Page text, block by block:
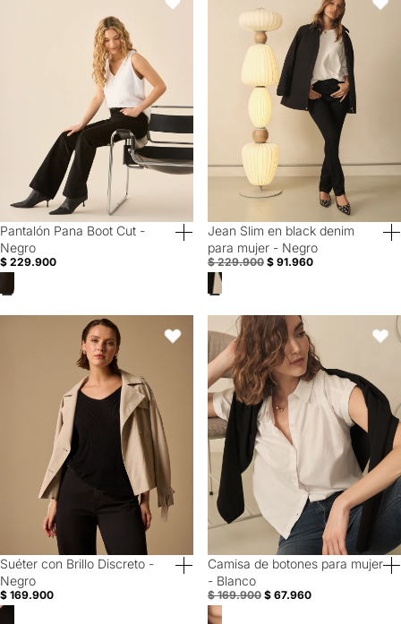
40% Off
Pantalón Pana Boot Cut -
Negro
$ 229.900
Favoritos
60% Off
Jean Slim en black denim
para mujer - Negro
$ 229.900 $ 91.960
Suéter con Brillo Discreto - Negro
40% Off
Suéter con Brillo Discreto -
Negro
$ 169.900
Favoritos
Camisa de botones para mujer -
60% Off
Camisa de botones para mujer
- Blanco
$ 169.900 $ 67.960